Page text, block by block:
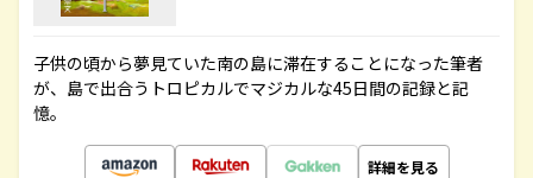
子供の頃から夢見ていた南の島に滞在することになった筆者
が、島で出合うトロピカルでマジカルな45日間の記録と記
憶。
詳細を見る